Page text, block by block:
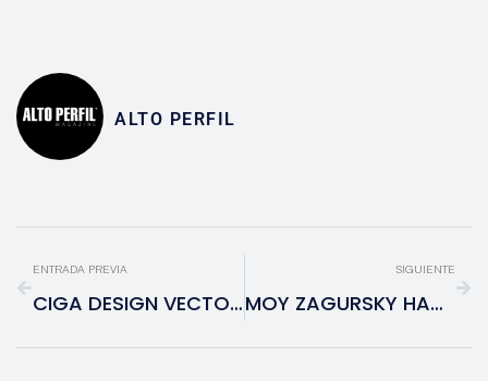
ALTO PERFIL
ENTRADA PREVIA
CIGA DESIGN VECTOR DEBUTA PRIMERO EN MÉXICO — PRECISIÓN MECÁNICA INSPIRADA EN LA DISCIPLINA DEL AUTOMOVILISMO
SIGUIENTE
MOY ZAGURSKY HAMUI